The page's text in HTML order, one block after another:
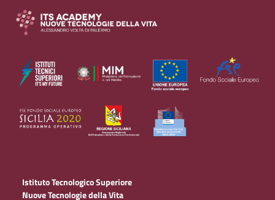
Istituto Tecnologico Superiore
Nuove Tecnologie della Vita